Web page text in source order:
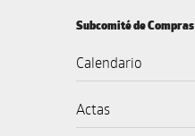
Subcomité de Compras
Calendario
Actas